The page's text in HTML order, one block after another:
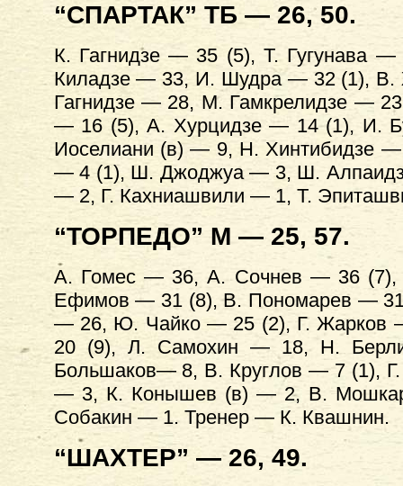
“СПАРТАК” ТБ — 26, 50.
К. Гагнидзе — 35 (5), Т.
Киладзе — 33, И. Шудра — 32 (1),
Гагнидзе — 28, М. Гамкрелидзе —
— 16 (5), А. Хурцидзе — 14 (1), И.
Иоселиани (в) — 9, Н. Хинтибидзе
— 4 (1), Ш. Джоджуа — 3, Ш.
— 2, Г. Кахниашвили — 1, Т.
“ТОРПЕДО” М — 25, 57.
А. Гомес — 36, А. Сочнев — 36
Ефимов — 31 (8), В. Пономарев — 31
— 26, Ю. Чайко — 25 (2), Г. Жарков
20 (9), Л. Самохин — 18, Н.
Большаков— 8, В. Круглов — 7 (1),
— 3, К. Конышев (в) — 2, В.
Собакин — 1. Тренер — К. Квашнин.
“ШАХТЕР” — 26, 49.